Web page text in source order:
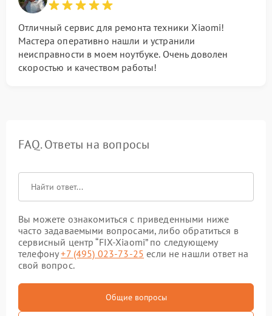
Отличный сервис для ремонта техники Xiaomi!
Мастера оперативно нашли и устранили
неисправности в моем ноутбуке. Очень доволен
скоростью и качеством работы!
FAQ. Ответы на вопросы
Вы можете ознакомиться с приведенными ниже
часто задаваемыми вопросами, либо обратиться в
сервисный центр “FIX-Xiaomi” по следующему
телефону+7 (495) 023-73-25 если не нашли ответ на
свой вопрос.
Общие вопросы